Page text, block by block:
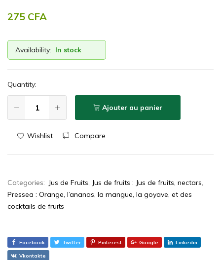
275 CFA
Availability: In stock
Quantity:
Ajouter au panier
Wishlist Compare
Categories: Jus de Fruits, Jus de fruits : Jus de fruits, nectars,
Pressea : Orange, l’ananas, la mangue, la goyave, et des
cocktails de fruits
Facebook Twitter Pinterest Google Linkedin
Vkontakte